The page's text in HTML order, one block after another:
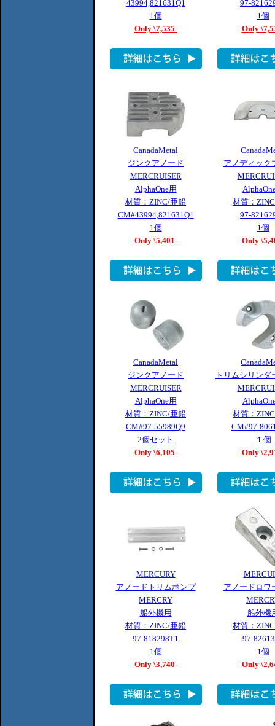
43994,821631Q1
1個
Only \7,535-
97-
1個
Only
CanadaMetal
ジンクアノード
MERCRUISER
AlphaOne用
材質：ZINC/亜鉛
CM#43994,821631Q1
1個
Only \5,401-
アノディック
材質：
97-
1個
Only
CanadaMetal
ジンクアノード
MERCRUISER
AlphaOne用
材質：ZINC/亜鉛
CM#97-55989Q9
2個セット
Only \6,105-
トリムシリンダ
材質：
CM#97-
１個
Only
MERCURY
アノードトリムポンプ
MERCRY
船外機用
材質：ZINC/亜鉛
97-818298T1
1個
Only \3,740-
アノードロワ
船外機
材質：
97-
1個
Only